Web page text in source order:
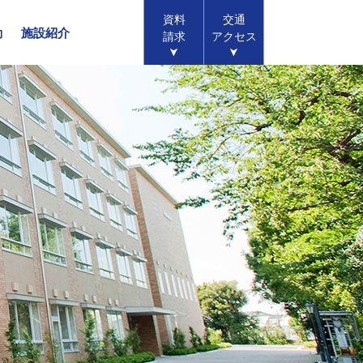
施設紹介
資料
請求
交通
アクセス